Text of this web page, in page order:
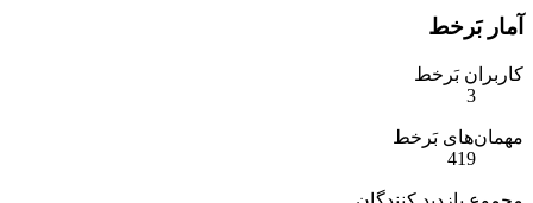
آمار بَرخط
کاربران بَرخط
3
مهمان‌های بَرخط
419